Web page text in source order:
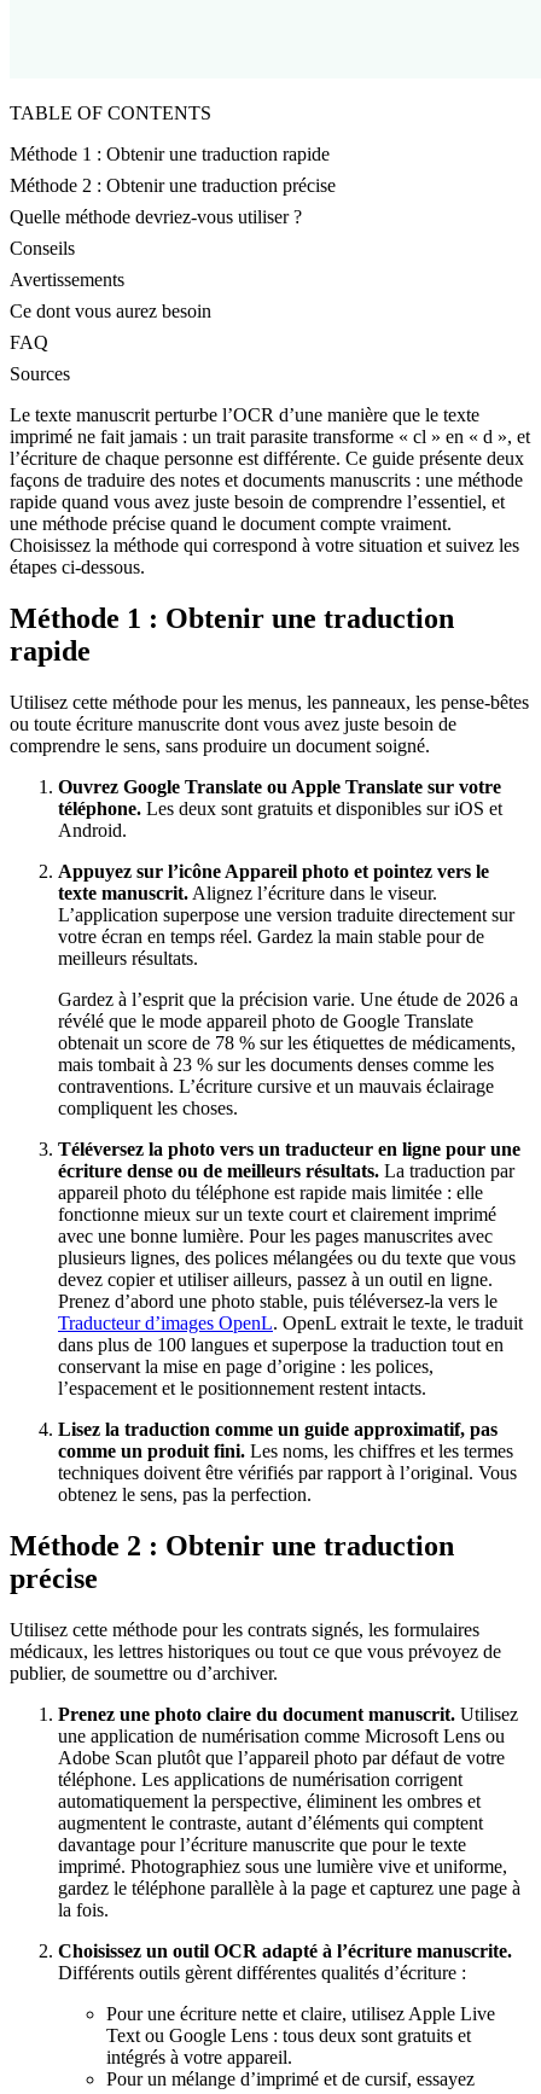
TABLE OF CONTENTS
Méthode 1 : Obtenir une traduction rapide
Méthode 2 : Obtenir une traduction précise
Quelle méthode devriez-vous utiliser ?
Conseils
Avertissements
Ce dont vous aurez besoin
FAQ
Sources
Le texte manuscrit perturbe l’OCR d’une manière que le texte
imprimé ne fait jamais : un trait parasite transforme « cl » en « d », et
l’écriture de chaque personne est différente. Ce guide présente deux
façons de traduire des notes et documents manuscrits : une méthode
rapide quand vous avez juste besoin de comprendre l’essentiel, et
une méthode précise quand le document compte vraiment.
Choisissez la méthode qui correspond à votre situation et suivez les
étapes ci-dessous.
Méthode 1 : Obtenir une traduction
rapide
Utilisez cette méthode pour les menus, les panneaux, les pense-bêtes
ou toute écriture manuscrite dont vous avez juste besoin de
comprendre le sens, sans produire un document soigné.
Ouvrez Google Translate ou Apple Translate sur votre
téléphone. Les deux sont gratuits et disponibles sur iOS et
Android.
Appuyez sur l’icône Appareil photo et pointez vers le
texte manuscrit. Alignez l’écriture dans le viseur.
L’application superpose une version traduite directement sur
votre écran en temps réel. Gardez la main stable pour de
meilleurs résultats.
Gardez à l’esprit que la précision varie. Une étude de 2026 a
révélé que le mode appareil photo de Google Translate
obtenait un score de 78 % sur les étiquettes de médicaments,
mais tombait à 23 % sur les documents denses comme les
contraventions. L’écriture cursive et un mauvais éclairage
compliquent les choses.
Téléversez la photo vers un traducteur en ligne pour une
écriture dense ou de meilleurs résultats. La traduction par
appareil photo du téléphone est rapide mais limitée : elle
fonctionne mieux sur un texte court et clairement imprimé
avec une bonne lumière. Pour les pages manuscrites avec
plusieurs lignes, des polices mélangées ou du texte que vous
devez copier et utiliser ailleurs, passez à un outil en ligne.
Prenez d’abord une photo stable, puis téléversez-la vers le
Traducteur d’images OpenL. OpenL extrait le texte, le traduit
dans plus de 100 langues et superpose la traduction tout en
conservant la mise en page d’origine : les polices,
l’espacement et le positionnement restent intacts.
Lisez la traduction comme un guide approximatif, pas
comme un produit fini. Les noms, les chiffres et les termes
techniques doivent être vérifiés par rapport à l’original. Vous
obtenez le sens, pas la perfection.
Méthode 2 : Obtenir une traduction
précise
Utilisez cette méthode pour les contrats signés, les formulaires
médicaux, les lettres historiques ou tout ce que vous prévoyez de
publier, de soumettre ou d’archiver.
Prenez une photo claire du document manuscrit. Utilisez
une application de numérisation comme Microsoft Lens ou
Adobe Scan plutôt que l’appareil photo par défaut de votre
téléphone. Les applications de numérisation corrigent
automatiquement la perspective, éliminent les ombres et
augmentent le contraste, autant d’éléments qui comptent
davantage pour l’écriture manuscrite que pour le texte
imprimé. Photographiez sous une lumière vive et uniforme,
gardez le téléphone parallèle à la page et capturez une page à
la fois.
Choisissez un outil OCR adapté à l’écriture manuscrite.
Différents outils gèrent différentes qualités d’écriture :
Pour une écriture nette et claire, utilisez Apple Live
Text ou Google Lens : tous deux sont gratuits et
intégrés à votre appareil.
Pour un mélange d’imprimé et de cursif, essayez